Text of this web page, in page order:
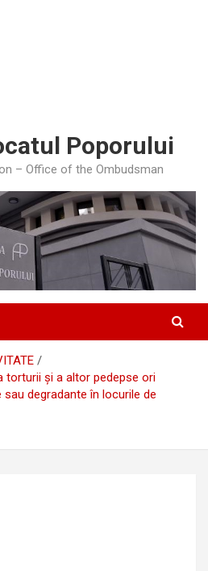
de unelte
Poporului
– Office of the Ombudsman
torturii și a altor pedepse ori
degradante în locurile de